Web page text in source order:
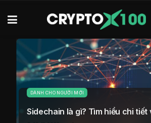
DÀNH CHO NGƯỜI MỚI
Sidechain là gì? Tìm hiểu chi tiết